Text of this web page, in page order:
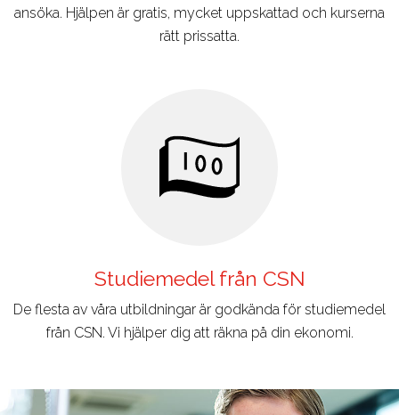
ansöka. Hjälpen är gratis, mycket uppskattad och kurserna
rätt prissatta.
Studiemedel från CSN
De flesta av våra utbildningar är godkända för studiemedel
från CSN. Vi hjälper dig att räkna på din ekonomi.